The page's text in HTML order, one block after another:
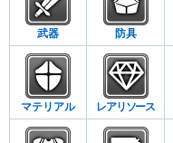
武器 防具
マテリアル レアリソース